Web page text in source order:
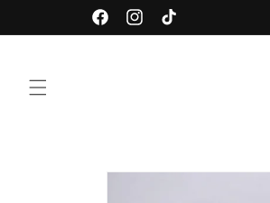
directamente
al contenido
FacebookInstagram
TikTok
directamente